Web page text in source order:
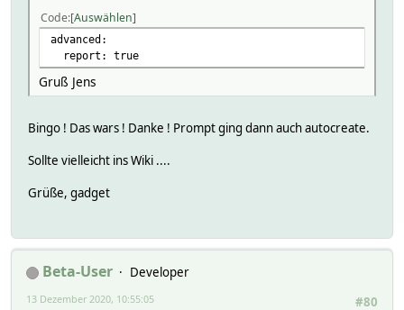
Code Auswählen
advanced:
report: true
Gruß Jens
Bingo ! Das wars ! Danke ! Prompt ging dann auch autocreate.
Sollte vielleicht ins Wiki ....
Grüße, gadget
Beta-User
Developer
#80
13 Dezember 2020, 10:55:05